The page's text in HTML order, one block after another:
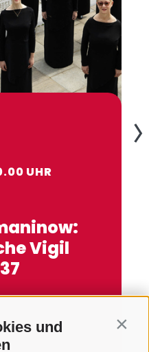
und
UHR
Vigil